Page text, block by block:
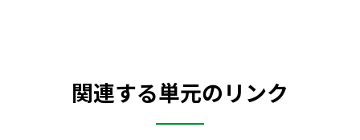
関連する単元のリンク